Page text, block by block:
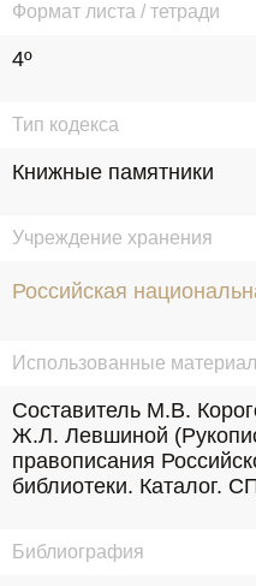
Формат листа / тетради
4º
Тип кодекса
Книжные памятники
Учреждение хранения
Российская
Использованные
Составитель М.В.
Ж.Л. Левшиной
правописания
библиотеки. Каталог.
Библиография